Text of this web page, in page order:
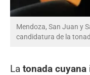
Mendoza, San Juan y
candidatura de la
La tonada cuyana